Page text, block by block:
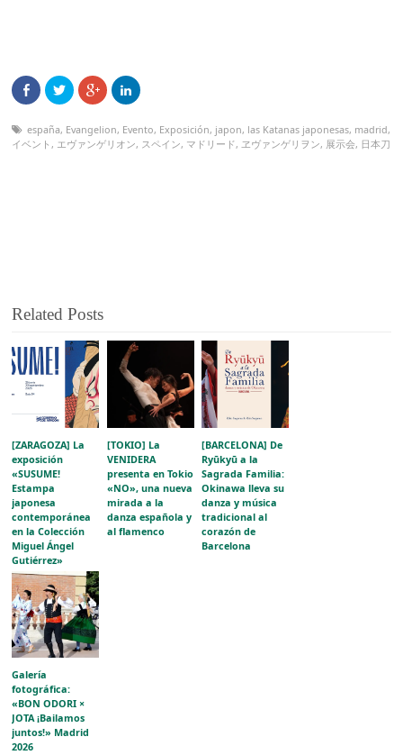
españa, Evangelion, Evento, Exposición, japon, las Katanas japonesas, madrid,
イベント, エヴァンゲリオン, スペイン, マドリード,ヱヴァンゲリヲン, 展示会, 日本刀
Related Posts
[ZARAGOZA] La
exposición
«SUSUME!
Estampa
japonesa
contemporánea
en la Colección
Miguel Ángel
Gutiérrez»
acerca la
evolución del
grabado japonés
al público
aragonés
[TOKIO] La
VENIDERA
presenta en Tokio
«NO», una nueva
mirada a la
danza española y
al flamenco
[BARCELONA] De
Ryūkyū a la
Sagrada Familia:
Okinawa lleva su
danza y música
tradicional al
corazón de
Barcelona
Galería
fotográfica:
«BON ODORI ×
JOTA ¡Bailamos
juntos!» Madrid
2026